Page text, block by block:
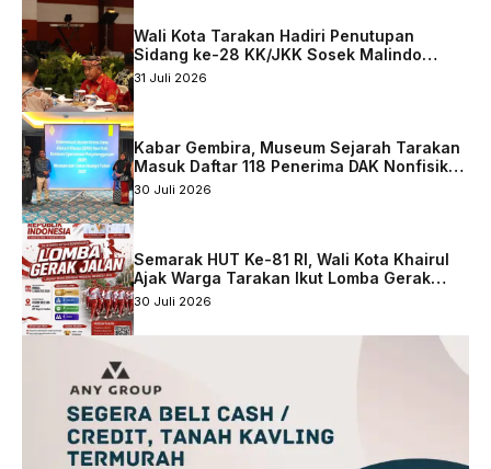
Wali Kota Tarakan Hadiri Penutupan
Sidang ke-28 KK/JKK Sosek Malindo
Tingkat Kaltara–Sabah
31 Juli 2026
Kabar Gembira, Museum Sejarah Tarakan
Masuk Daftar 118 Penerima DAK Nonfisik
2027
30 Juli 2026
Semarak HUT Ke-81 RI, Wali Kota Khairul
Ajak Warga Tarakan Ikut Lomba Gerak
Jalan
30 Juli 2026